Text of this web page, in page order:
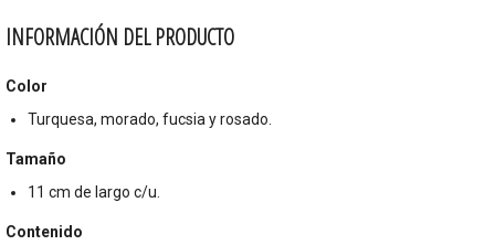
INFORMACIÓN DEL PRODUCTO
Color
Turquesa, morado, fucsia y rosado.
Tamaño
11 cm de largo c/u.
Contenido